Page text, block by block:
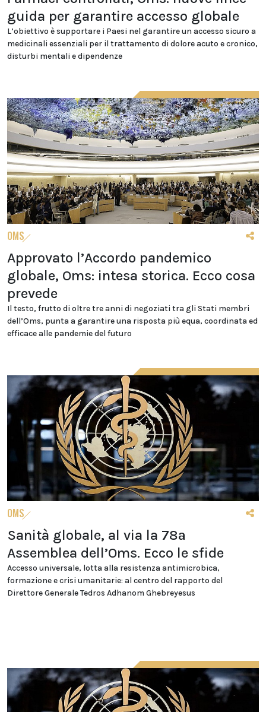
guida per garantire accesso globale
L’obiettivo è supportare i Paesi nel garantire un accesso sicuro a
medicinali essenziali per il trattamento di dolore acuto e cronico,
disturbi mentali e dipendenze
OMS
Approvato l’Accordo pandemico
globale, Oms: intesa storica. Ecco cosa
prevede
Il testo, frutto di oltre tre anni di negoziati tra gli Stati membri
dell’Oms, punta a garantire una risposta più equa, coordinata ed
efficace alle pandemie del futuro
OMS
Sanità globale, al via la 78ª
Assemblea dell’Oms. Ecco le sfide
Accesso universale, lotta alla resistenza antimicrobica,
formazione e crisi umanitarie: al centro del rapporto del
Direttore Generale Tedros Adhanom Ghebreyesus